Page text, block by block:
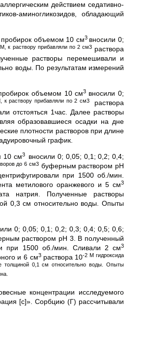
действием седативно-
аминогликозидов, обладающий
объемом 10 см3 вносили 0;
к раствору прибавляли по 2 см3раствора
растворы перемешивали и
воды. По результатам измерений
объемом 10 см3 вносили 0;
к раствору прибавляли по 2 см3
раствора
отстояться 1час. Далее растворы
образовавшиеся осадки на дне
плотности растворов при длине
график.
10 см3 вносили 0; 0,05; 0,1; 0,2; 0,4;
до 6 см3буферным раствором pH
при 1500 об./мин.
метилового оранжевого и 5 см3
натрия. Полученные растворы
0,3 см относительно воды. Опыты
0; 0,05; 0,1; 0,2; 0,3; 0,4; 0,5; 0,6;
раствором pH 3. В полученный
при 1500 об./мин. Сливали 2 см3
и 6 см3 раствора 10-2 М гидроксида
толщиной 0,1 см относительно воды. Опыты
концентрации исследуемого
[c]». Сорбцию (Г) рассчитывали